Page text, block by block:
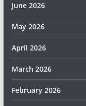
June 2026
May 2026
April 2026
March 2026
February 2026